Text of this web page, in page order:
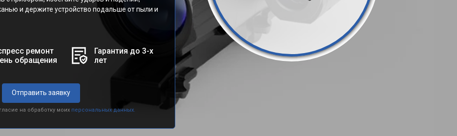
и держите устройство подальше от пыли и
ремонт
обращения
Гарантия до 3-х
лет
Отправить заявку
на обработку моих персональных данных.